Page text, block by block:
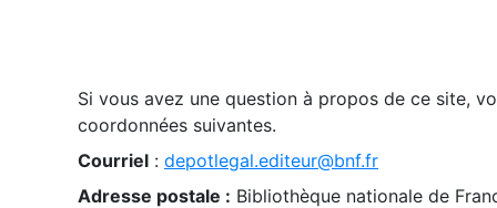
Si vous avez une question à propos de ce site,
coordonnées suivantes.
Courriel : depotlegal.editeur@bnf.fr
Adresse postale : Bibliothèque nationale de